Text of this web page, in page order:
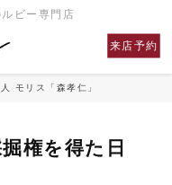
ビー専門店
来店予約
モリス「森孝仁」
権を得た日